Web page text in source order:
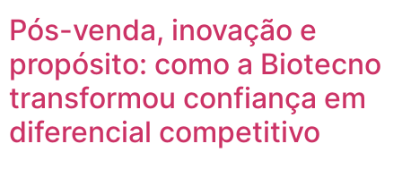
Pós-venda, inovação e
propósito: como a Biotecno
transformou confiança em
diferencial competitivo